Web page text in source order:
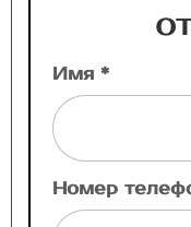
Имя *
Номер